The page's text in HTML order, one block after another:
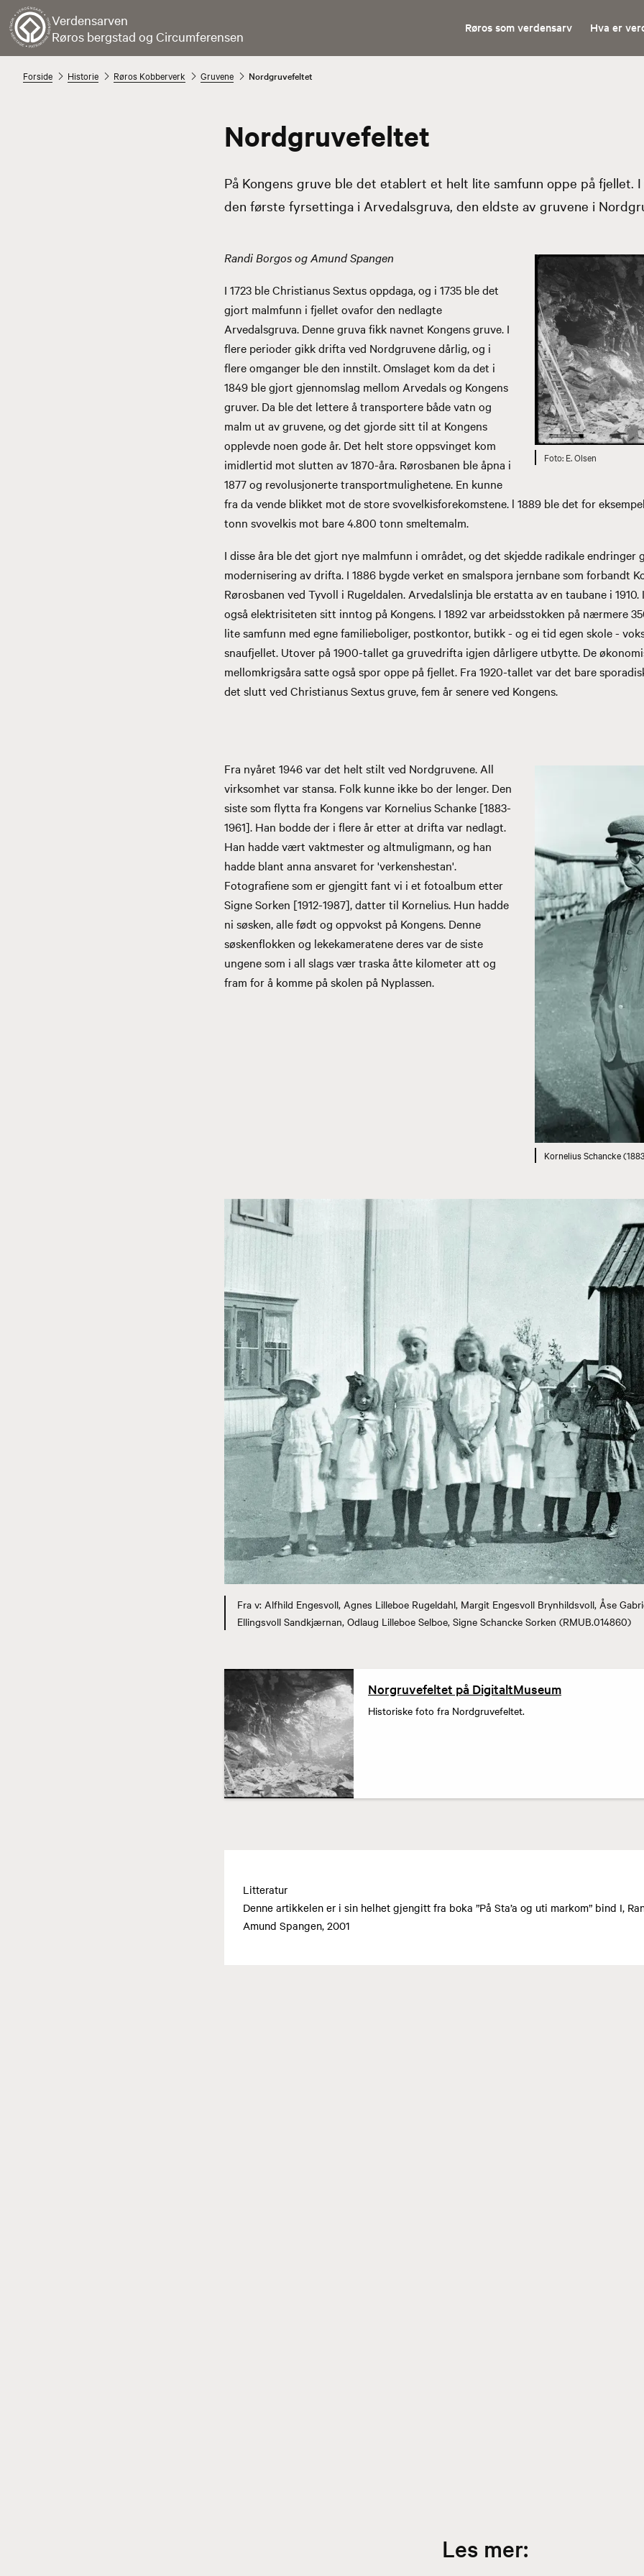
Verdensarven
Røros bergstad og Circumferensen
Røros som verdensarv Hva er
Forside Historie Røros Kobberverk Gruvene Nordgruvefeltet
Nordgruvefeltet
På Kongens gruve ble det etablert et helt lite samfunn oppe på fjellet.
den første fyrsettinga i Arvedalsgruva, den eldste av gruvene i
E. Olsen
Randi Borgos og Amund Spangen
I 1723 ble Christianus Sextus oppdaga, og i 1735 ble det
gjort malmfunn i fjellet ovafor den nedlagte
Arvedalsgruva. Denne gruva fikk navnet Kongens gruve. I
flere perioder gikk drifta ved Nordgruvene dårlig, og i
flere omganger ble den innstilt. Omslaget kom da det i
1849 ble gjort gjennomslag mellom Arvedals og Kongens
gruver. Da ble det lettere å transportere både vatn og
malm ut av gruvene, og det gjorde sitt til at Kongens
opplevde noen gode år. Det helt store oppsvinget kom
imidlertid mot slutten av 1870-åra. Rørosbanen ble åpna i
1877 og revolusjonerte transportmulighetene. En kunne
fra da vende blikket mot de store svovelkisforekomstene. l 1889 ble det for
tonn svovelkis mot bare 4.800 tonn smeltemalm.
I disse åra ble det gjort nye malmfunn i området, og det skjedde radikale endringer
modernisering av drifta. I 1886 bygde verket en smalspora jernbane som forbandt
Rørosbanen ved Tyvoll i Rugeldalen. Arvedalslinja ble erstatta av en taubane i 1910.
også elektrisiteten sitt inntog på Kongens. I 1892 var arbeidsstokken på nærmere
lite samfunn med egne familieboliger, postkontor, butikk - og ei tid egen skole -
snaufjellet. Utover på 1900-tallet ga gruvedrifta igjen dårligere utbytte. De
mellomkrigsåra satte også spor oppe på fjellet. Fra 1920-tallet var det bare
det slutt ved Christianus Sextus gruve, fem år senere ved Kongens.
Kornelius Schancke
Fra nyåret 1946 var det helt stilt ved Nordgruvene. All
virksomhet var stansa. Folk kunne ikke bo der lenger. Den
siste som flytta fra Kongens var Kornelius Schanke [1883-
1961]. Han bodde der i flere år etter at drifta var nedlagt.
Han hadde vært vaktmester og altmuligmann, og han
hadde blant anna ansvaret for 'verkenshestan'.
Fotografiene som er gjengitt fant vi i et fotoalbum etter
Signe Sorken [1912-1987], datter til Kornelius. Hun hadde
ni søsken, alle født og oppvokst på Kongens. Denne
søskenflokken og lekekameratene deres var de siste
ungene som i all slags vær traska åtte kilometer att og
fram for å komme på skolen på Nyplassen.
Fra v: Alfhild Engesvoll, Agnes Lilleboe Rugeldahl, Margit Engesvoll Brynhildsvoll, Åse
Ellingsvoll Sandkjærnan, Odlaug Lilleboe Selboe, Signe Schancke Sorken (RMUB.014860)
Norgruvefeltet på DigitaltMuseum
Historiske foto fra Nordgruvefeltet.
Litteratur
Denne artikkelen er i sin helhet gjengitt fra boka ”På Sta’a og uti markom” bind I,
Amund Spangen, 2001
Les mer: